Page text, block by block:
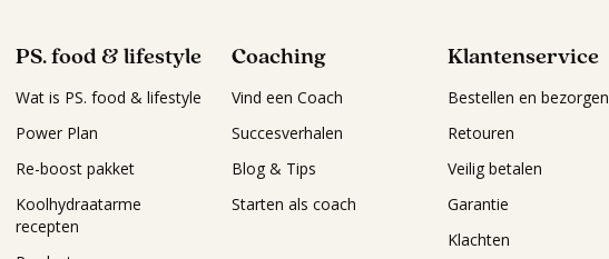
PS. food & lifestyle
Wat is PS. food & lifestyle
Power Plan
Re-boost pakket
Koolhydraatarme
recepten
Coaching
Vind een Coach
Succesverhalen
Blog & Tips
Starten als coach
Klantenservice
Bestellen en bezorgen
Retouren
Veilig betalen
Garantie
Klachten